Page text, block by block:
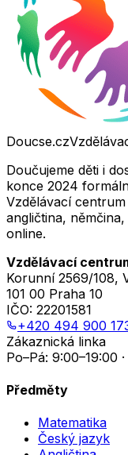
Doucse.cz
Doučujeme děti i
konce 2024
Vzdělávací
angličtina,
online.
Vzdělávací
Korunní 2569/108,
101 00 Praha 10
IČO: 22201581
+420 494 900
Zákaznická linka
Po–Pá: 9:00–19:00
Předměty
Matematika
Český jazyk